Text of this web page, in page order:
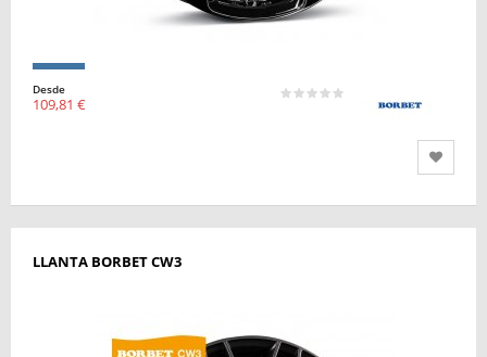
Desde
109,81 €
LLANTA BORBET CW3